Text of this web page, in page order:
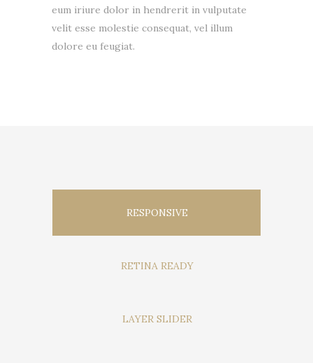
eum iriure dolor in hendrerit in vulputate
velit esse molestie consequat, vel illum
dolore eu feugiat.
RESPONSIVE
RETINA READY
LAYER SLIDER